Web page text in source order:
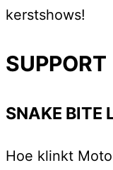
kerstshows!
SUPPORT
SNAKE BITE
Hoe klinkt